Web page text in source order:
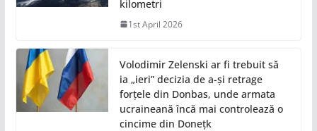
kilometri
1st April 2026
Volodimir Zelenski ar fi trebuit să
ia „ieri” decizia de a-și retrage
forțele din Donbas, unde armata
ucraineană încă mai controlează o
cincime din Donețk